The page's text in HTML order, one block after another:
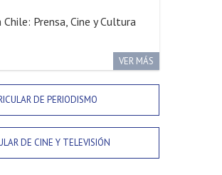
Chile: Prensa, Cine y Cultura
VER MÁS
DE PERIODISMO
DE CINE Y TELEVISIÓN